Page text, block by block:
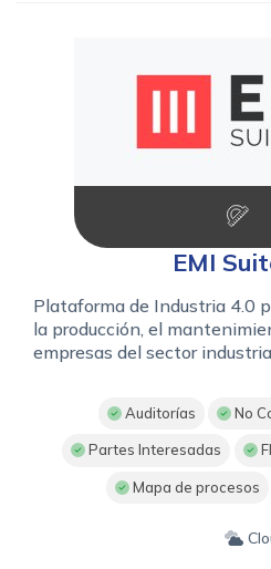
EMI
Plataforma de Industria 4.0
la producción, el
empresas del sector
Auditorías No
Partes Interesadas
Mapa de procesos